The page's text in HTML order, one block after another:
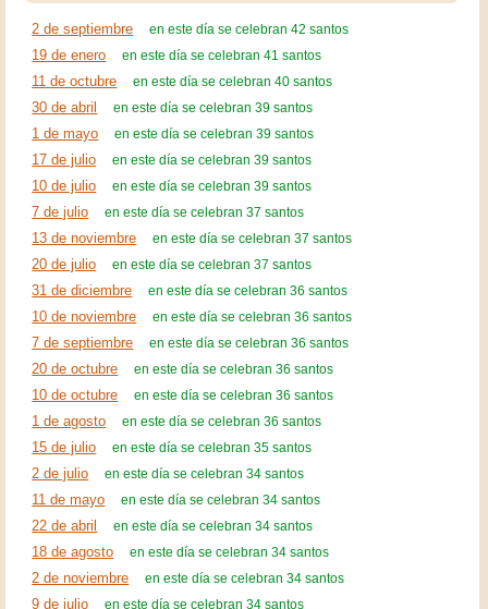
2 de septiembre en este día se celebran 42 santos
19 de enero en este día se celebran 41 santos
11 de octubre en este día se celebran 40 santos
30 de abril en este día se celebran 39 santos
1 de mayo en este día se celebran 39 santos
17 de julio en este día se celebran 39 santos
10 de julio en este día se celebran 39 santos
7 de julio en este día se celebran 37 santos
13 de noviembre en este día se celebran 37 santos
20 de julio en este día se celebran 37 santos
31 de diciembre en este día se celebran 36 santos
10 de noviembre en este día se celebran 36 santos
7 de septiembre en este día se celebran 36 santos
20 de octubre en este día se celebran 36 santos
10 de octubre en este día se celebran 36 santos
1 de agosto en este día se celebran 36 santos
15 de julio en este día se celebran 35 santos
2 de julio en este día se celebran 34 santos
11 de mayo en este día se celebran 34 santos
22 de abril en este día se celebran 34 santos
18 de agosto en este día se celebran 34 santos
2 de noviembre en este día se celebran 34 santos
9 de julio en este día se celebran 34 santos